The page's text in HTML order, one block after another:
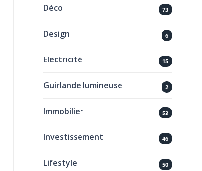
Déco 73
Design 6
Electricité 15
Guirlande lumineuse 2
Immobilier 53
Investissement 46
Lifestyle 50